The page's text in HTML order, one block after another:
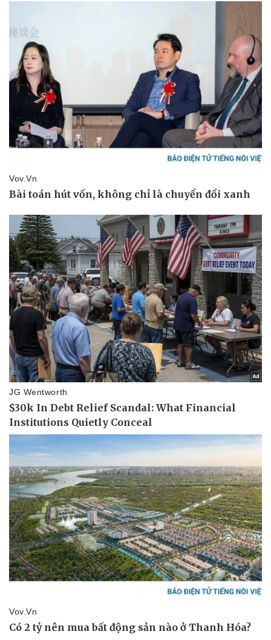
Pháp luật
Vụ án
Tin nóng
Tư vấn luật
Quân sự - Quốc phòng
Vũ khí
Việt Nam
Phân tích